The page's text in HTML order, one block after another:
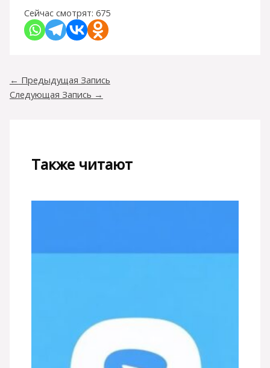
Сейчас смотрят: 675
← Предыдущая Запись
Следующая Запись →
Также читают